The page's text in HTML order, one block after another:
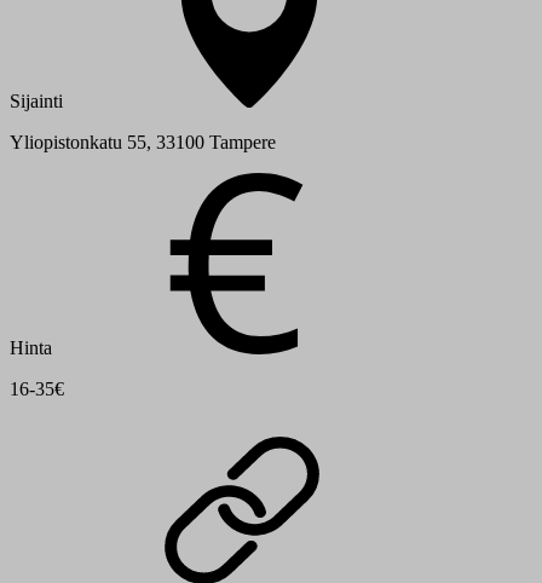
Sijainti
Yliopistonkatu 55, 33100 Tampere
Hinta
16-35€